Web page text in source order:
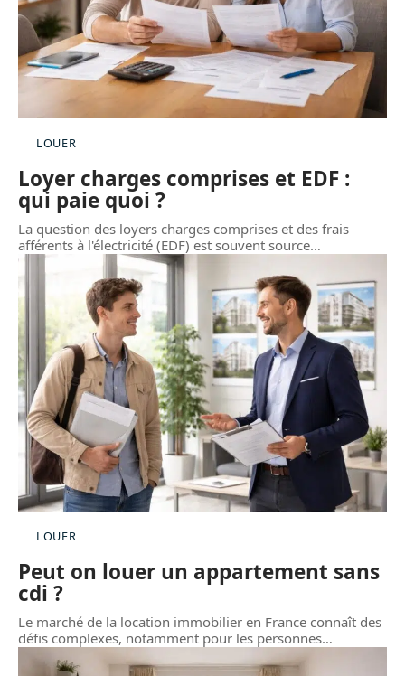
LOUER
Loyer charges comprises et EDF :
qui paie quoi ?
La question des loyers charges comprises et des frais
afférents à l'électricité (EDF) est souvent source…
LOUER
Peut on louer un appartement sans
cdi ?
Le marché de la location immobilier en France connaît des
défis complexes, notamment pour les personnes…